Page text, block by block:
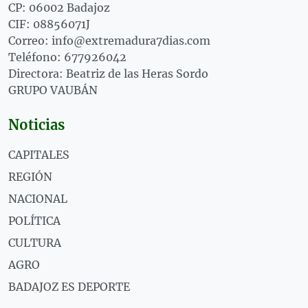
CP: 06002 Badajoz
CIF: 08856071J
Correo: info@extremadura7dias.com
Teléfono: 677926042
Directora: Beatriz de las Heras Sordo
GRUPO VAUBÁN
Noticias
CAPITALES
REGIÓN
NACIONAL
POLÍTICA
CULTURA
AGRO
BADAJOZ ES DEPORTE